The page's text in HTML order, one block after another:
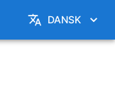
DANSK